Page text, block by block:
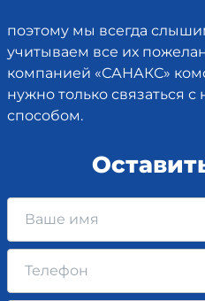
поэтому мы всегда
учитываем все их
компанией «САНАКС»
нужно только связаться
способом.